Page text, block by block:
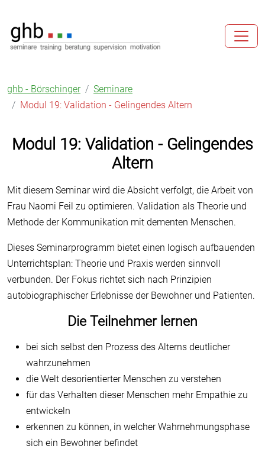
ghb - Börschinger
Seminare
Modul 19: Validation - Gelingendes Altern
19:
-
Gelingendes
Altern
Modul 19: Validation - Gelingendes
Altern
Mit diesem Seminar wird die Absicht verfolgt, die Arbeit von
Frau Naomi Feil zu optimieren. Validation als Theorie und
Methode der Kommunikation mit dementen Menschen.
Dieses Seminarprogramm bietet einen logisch aufbauenden
Unterrichtsplan: Theorie und Praxis werden sinnvoll
verbunden. Der Fokus richtet sich nach Prinzipien
autobiographischer Erlebnisse der Bewohner und Patienten.
Die Teilnehmer lernen
bei sich selbst den Prozess des Alterns deutlicher
wahrzunehmen
die Welt desorientierter Menschen zu verstehen
für das Verhalten dieser Menschen mehr Empathie zu
entwickeln
erkennen zu können, in welcher Wahrnehmungsphase
sich ein Bewohner befindet